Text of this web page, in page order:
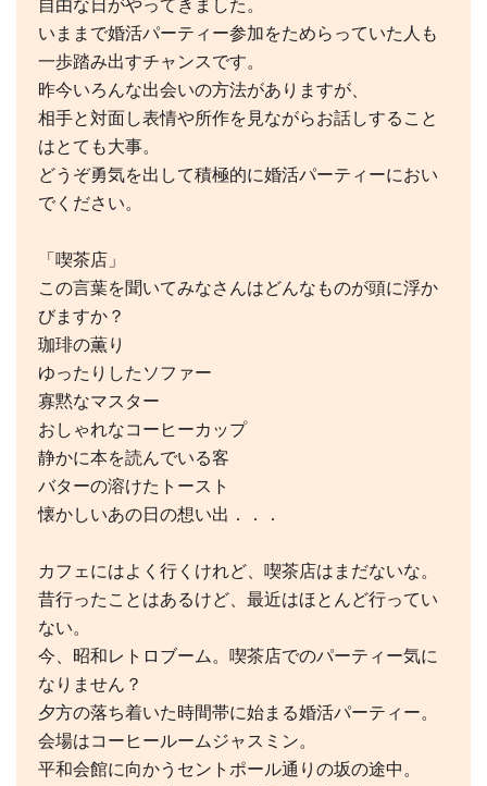
自由な日がやってきました。
いままで婚活パーティー参加をためらっていた人も
一歩踏み出すチャンスです。
昨今いろんな出会いの方法がありますが、
相手と対面し表情や所作を見ながらお話しすること
はとても大事。
どうぞ勇気を出して積極的に婚活パーティーにおい
でください。
「喫茶店」
この言葉を聞いてみなさんはどんなものが頭に浮か
びますか？
珈琲の薫り
ゆったりしたソファー
寡黙なマスター
おしゃれなコーヒーカップ
静かに本を読んでいる客
バターの溶けたトースト
懐かしいあの日の想い出．．．
カフェにはよく行くけれど、喫茶店はまだないな。
昔行ったことはあるけど、最近はほとんど行ってい
ない。
今、昭和レトロブーム。喫茶店でのパーティー気に
なりません？
夕方の落ち着いた時間帯に始まる婚活パーティー。
会場はコーヒールームジャスミン。
平和会館に向かうセントポール通りの坂の途中。